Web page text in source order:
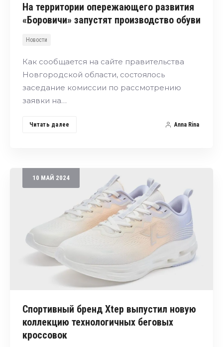
На территории опережающего развития
«Боровичи» запустят производство обуви
Новости
Как сообщается на сайте правительства
Новгородской области, состоялось
заседание комиссии по рассмотрению
заявки на…
Читать далее Anna Rina
10 МАЙ 2024
Спортивный бренд Xtep выпустил новую
коллекцию технологичных беговых
кроссовок